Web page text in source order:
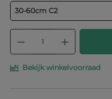
30-60cm C2
Bekijk winkelvoorraad